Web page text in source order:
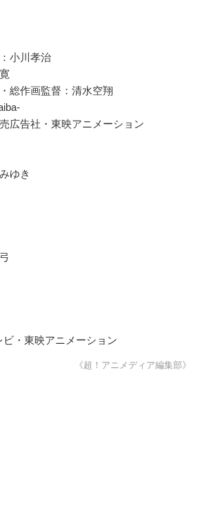
小川孝治
総作画監督：清水空翔
広告社・東映アニメーション
ゆき
・東映アニメーション
《超！アニメディア編集部》